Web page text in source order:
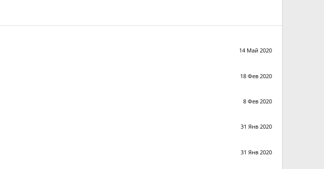
14 Май 2020
18 Фев 2020
8 Фев 2020
31 Янв 2020
31 Янв 2020